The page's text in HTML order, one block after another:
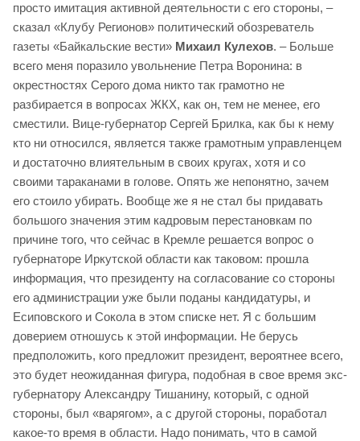
просто имитация активной деятельности с его стороны, –
сказал «Клубу Регионов» политический обозреватель
газеты «Байкальские вести» Михаил Кулехов. – Больше
всего меня поразило увольнение Петра Воронина: в
окрестностях Серого дома никто так грамотно не
разбирается в вопросах ЖКХ, как он, тем не менее, его
сместили. Вице-губернатор Сергей Брилка, как бы к нему
кто ни относился, является также грамотным управленцем
и достаточно влиятельным в своих кругах, хотя и со
своими тараканами в голове. Опять же непонятно, зачем
его стоило убирать. Вообще же я не стал бы придавать
большого значения этим кадровым перестановкам по
причине того, что сейчас в Кремле решается вопрос о
губернаторе Иркутской области как таковом: прошла
информация, что президенту на согласование со стороны
его администрации уже были поданы кандидатуры, и
Есиповского и Сокола в этом списке нет. Я с большим
доверием отношусь к этой информации. Не берусь
предположить, кого предложит президент, вероятнее всего,
это будет неожиданная фигура, подобная в свое время экс-
губернатору Александру Тишанину, который, с одной
стороны, был «варягом», а с другой стороны, поработал
какое-то время в области. Надо понимать, что в самой